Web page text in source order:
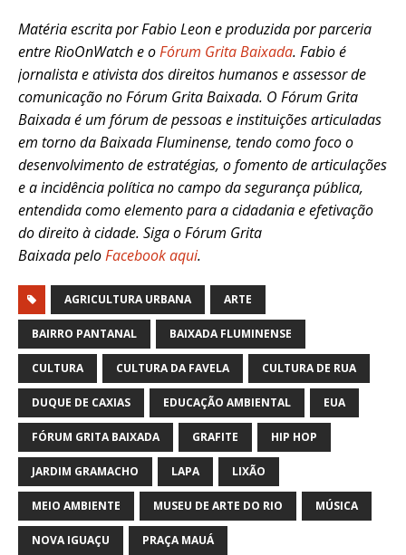
Matéria escrita por Fabio Leon e produzida por parceria
entre RioOnWatch e oFórum Grita Baixada. Fabio é
jornalista e ativista dos direitos humanos e assessor de
comunicação no Fórum Grita Baixada. O Fórum Grita
Baixada é um fórum de pessoas e instituições articuladas
em torno da Baixada Fluminense, tendo como foco o
desenvolvimento de estratégias, o fomento de articulações
e a incidência política no campo da segurança pública,
entendida como elemento para a cidadania e efetivação
do direito à cidade. Siga o Fórum Grita
Baixada peloFacebook aqui.
AGRICULTURA URBANA ARTE
BAIRRO PANTANAL BAIXADA FLUMINENSE
CULTURA CULTURA DA FAVELA CULTURA DE RUA
DUQUE DE CAXIAS EDUCAÇÃO AMBIENTAL EUA
FÓRUM GRITA BAIXADA GRAFITE HIP HOP
JARDIM GRAMACHO LAPA LIXÃO
MEIO AMBIENTE MUSEU DE ARTE DO RIO MÚSICA
NOVA IGUAÇU PRAÇA MAUÁ